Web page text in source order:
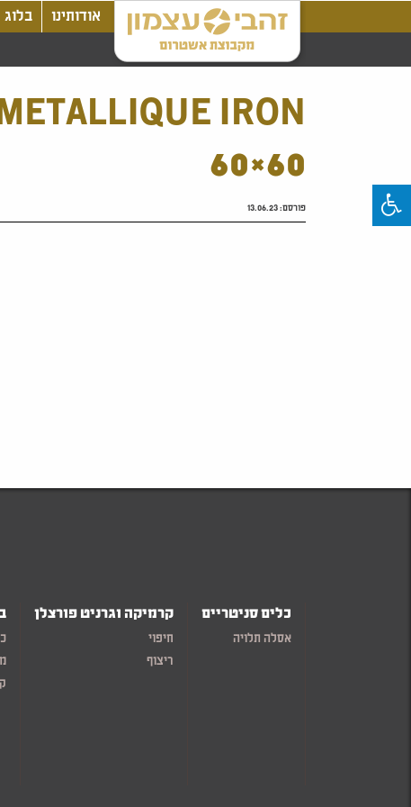
אודותינו בלוג
IRON
60×60
פורסם:13.06.23
כלים סניטריים
אסלה תלויה
קרמיקה וגרניט פורצלן
חיפוי
ריצוף